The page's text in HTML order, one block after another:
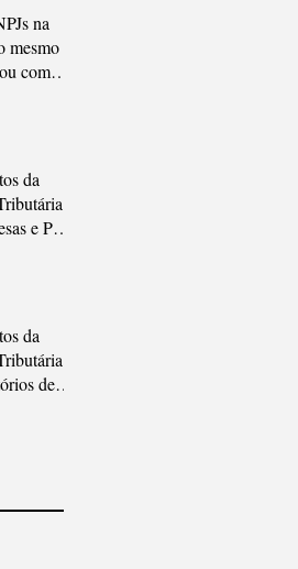
na
mesmo
com
do
da
e Por
da
de